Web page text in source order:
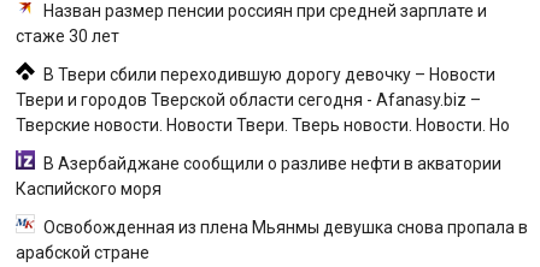
Назван размер пенсии россиян при средней зарплате и
стаже 30 лет
В Твери сбили переходившую дорогу девочку – Новости
Твери и городов Тверской области сегодня - Afanasy.biz –
Тверские новости. Новости Твери. Тверь новости. Новости. Но
В Азербайджане сообщили о разливе нефти в акватории
Каспийского моря
Освобожденная из плена Мьянмы девушка снова пропала в
арабской стране